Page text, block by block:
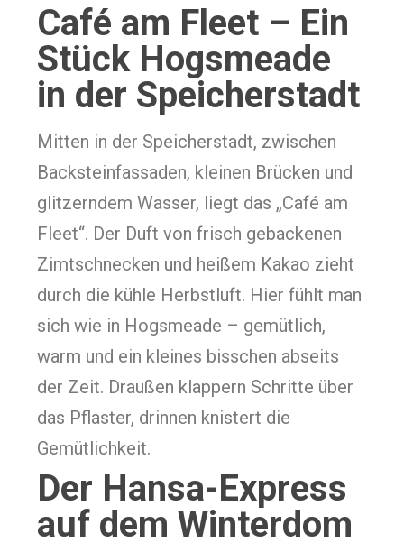
Café am Fleet – Ein
Stück Hogsmeade
in der Speicherstadt
Mitten in der Speicherstadt, zwischen
Backsteinfassaden, kleinen Brücken und
glitzerndem Wasser, liegt das „Café am
Fleet“. Der Duft von frisch gebackenen
Zimtschnecken und heißem Kakao zieht
durch die kühle Herbstluft. Hier fühlt man
sich wie in Hogsmeade – gemütlich,
warm und ein kleines bisschen abseits
der Zeit. Draußen klappern Schritte über
das Pflaster, drinnen knistert die
Gemütlichkeit.
Der Hansa-Express
auf dem Winterdom